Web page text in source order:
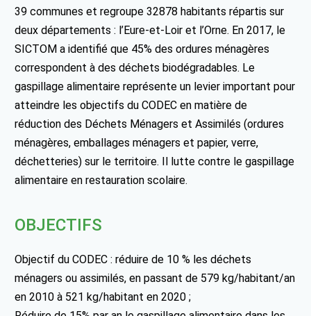
39 communes et regroupe 32878 habitants répartis sur
deux départements : l’Eure-et-Loir et l’Orne. En 2017, le
SICTOM a identifié que 45% des ordures ménagères
correspondent à des déchets biodégradables. Le
gaspillage alimentaire représente un levier important pour
atteindre les objectifs du CODEC en matière de
réduction des Déchets Ménagers et Assimilés (ordures
ménagères, emballages ménagers et papier, verre,
déchetteries) sur le territoire. Il lutte contre le gaspillage
alimentaire en restauration scolaire.
OBJECTIFS
Objectif du CODEC : réduire de 10 % les déchets
ménagers ou assimilés, en passant de 579 kg/habitant/an
en 2010 à 521 kg/habitant en 2020 ;